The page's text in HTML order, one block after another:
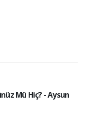
Mü Hiç? - Aysun